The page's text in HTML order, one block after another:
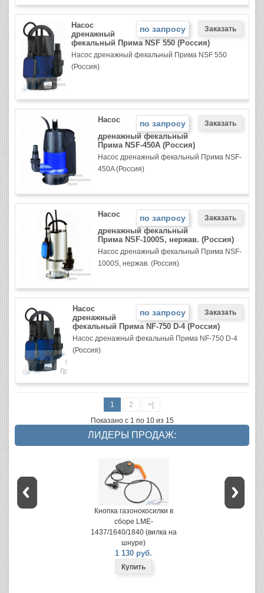
по запросу
Насос
дренажный
фекальный Прима NSF 550 (Россия)
Насос дренажный фекальный Прима NSF 550
(Россия)
по запросу
Насос
дренажный фекальный
Прима NSF-450A (Россия)
Насос дренажный фекальный Прима NSF-
450A (Россия)
по запросу
Насос
дренажный фекальный
Прима NSF-1000S, нержав. (Россия)
Насос дренажный фекальный Прима NSF-
1000S, нержав. (Россия)
по запросу
Насос
дренажный
фекальный Прима NF-750 D-4 (Россия)
Насос дренажный фекальный Прима NF-750 D-4
(Россия)
1 2
>|
Показано с 1 по 10 из 15
ЛИДЕРЫ ПРОДАЖ:
Кнопка газонокосилки в
сборе LME-
1437/1640/1840 (вилка на
шнуре)
1 130 руб.